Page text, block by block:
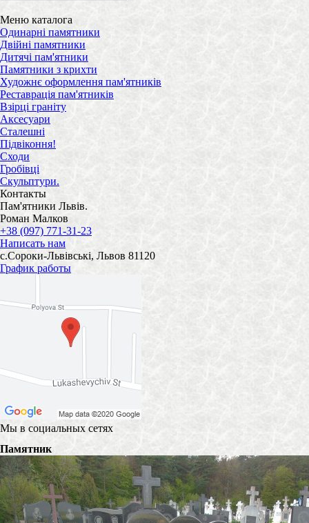
Меню каталога
Одинарні памятники
Двійні памятники
Дитячі пам'ятники
Памятники з крихти
Художнє оформлення пам'ятників
Реставрація пам'ятників
Взірці граніту
Аксесуари
Сталешні
Підвіконня!
Сходи
Гробівці
Скульптури.
Контакты
Пам'ятники Львів.
Роман Малков
+38 (097) 771-31-23
Написать нам
с.Сороки-Львівські, Львов 81120
График работы
Мы в социальных сетях
Памятник